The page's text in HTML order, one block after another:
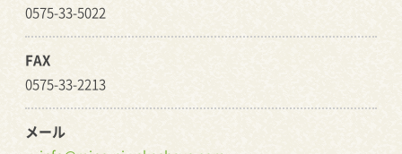
0575-33-5022
FAX
0575-33-2213
メール